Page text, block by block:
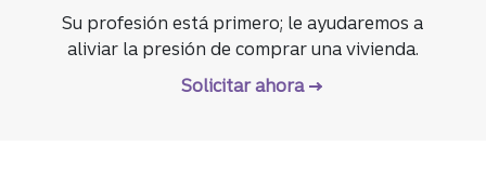
Su profesión está primero; le ayudaremos a
aliviar la presión de comprar una vivienda.
Solicitar ahora